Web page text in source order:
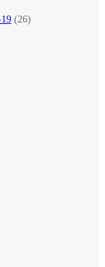
(26)